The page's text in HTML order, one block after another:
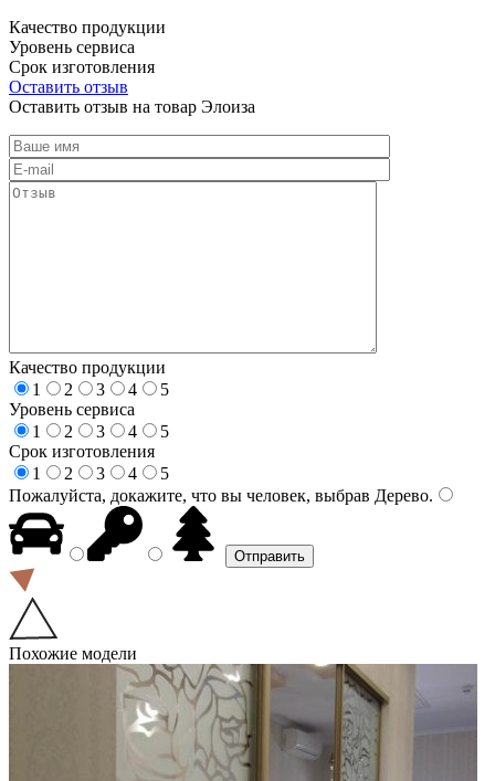
Качество продукции
Уровень сервиса
Срок изготовления
Оставить отзыв
Оставить отзыв на товар Элоиза
Качество продукции
1
2 3 4
5
Уровень сервиса
1
2 3 4
5
Срок изготовления
1
2 3 4
5
Пожалуйста, докажите, что вы человек, выбрав Дерево.
Похожие модели